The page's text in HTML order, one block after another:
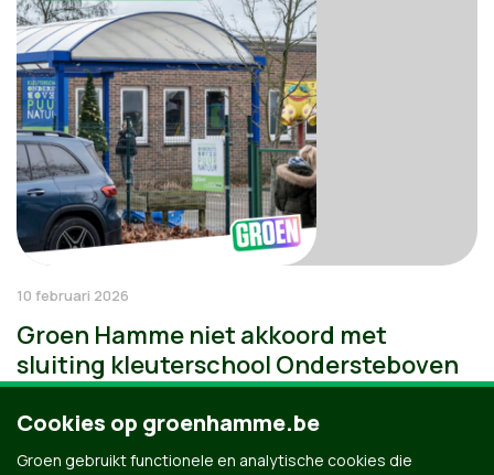
10 februari 2026
Groen Hamme niet akkoord met
sluiting kleuterschool Ondersteboven
Cookies op groenhamme.be
Groen gebruikt functionele en analytische cookies die